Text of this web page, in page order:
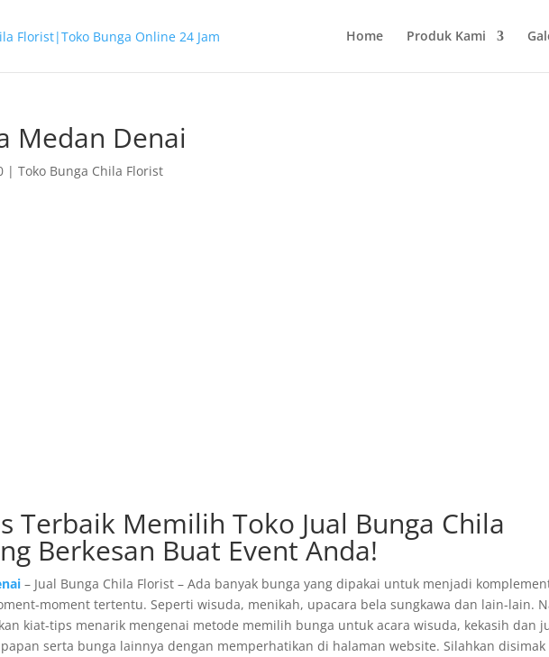
Home Produk Kami
Medan Denai
|Toko Bunga Chila Florist
Terbaik Memilih Toko Jual Bunga Chila
Berkesan Buat Event Anda!
– Jual Bunga Chila Florist – Ada banyak bunga yang dipakai untuk menjadi
moment tertentu. Seperti wisuda, menikah, upacara bela sungkawa dan lain-lain.
kiat-tips menarik mengenai metode memilih bunga untuk acara wisuda, kekasih dan
serta bunga lainnya dengan memperhatikan di halaman website. Silahkan disimak